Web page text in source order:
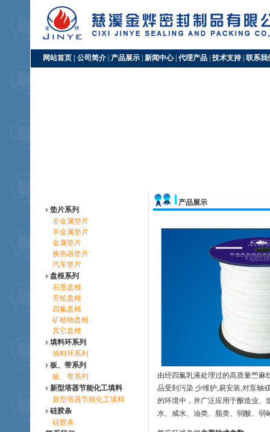
网站首页 公司简介 产品展示 新闻中心 代理产品 技术支持 联系我
垫片系列
非金属垫片
半金属垫片
金属垫片
换热器垫片
汽车垫片
盘根系列
石墨盘根
芳纶盘根
四氟盘根
矿植物盘根
其它盘根
填料环系列
填料环系列
板、带系列
板、带系列
新型塔器节能化工填料
新型塔器节能化工填料
硅胶条
硅胶条
产品展示
由经四氟乳液处理过的高质量苎麻
品受到污染.少维护,易安装,对泵轴
的环境中，并广泛应用于酿造业、
水、咸水、油类、脂类、弱酸、弱